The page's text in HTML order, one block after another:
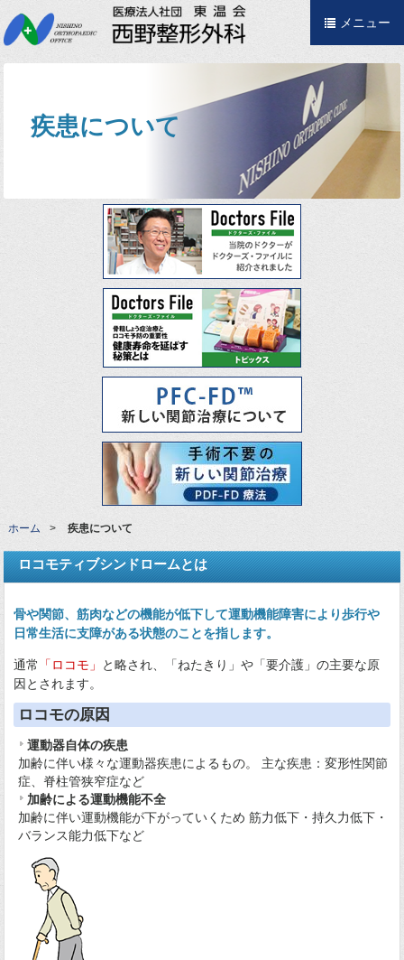
疾患について
メニュー
ホーム 疾患について
ロコモティブシンドロームとは
骨や関節、筋肉などの機能が低下して運動機能障害により歩行や
日常生活に支障がある状態のことを指します。
通常 「ロコモ」 と略され、「ねたきり」や「要介護」の主要な原
因とされます。
ロコモの原因
運動器自体の疾患
加齢に伴い様々な運動器疾患によるもの。 主な疾患：変形性関節
症、脊柱管狭窄症など
加齢による運動機能不全
加齢に伴い運動機能が下がっていくため 筋力低下・持久力低下・
バランス能力低下など